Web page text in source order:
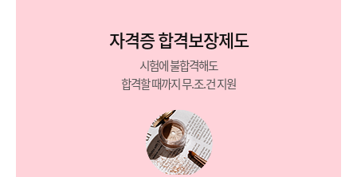
자격증 합격보장제도
시험에 불합격해도
합격할 때까지 무.조.건 지원